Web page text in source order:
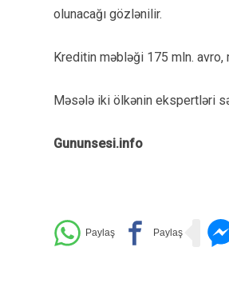
olunacağı gözlənilir.
Kreditin məbləği 175 mln.
Məsələ iki ölkənin ekspertləri
Gununsesi.info